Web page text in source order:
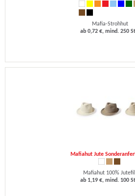
Mafia-Strohhut
ab 0,72 €, mind. 250
Mafiahut Jute
Mafiahut 100%
ab 1,19 €, mind. 100